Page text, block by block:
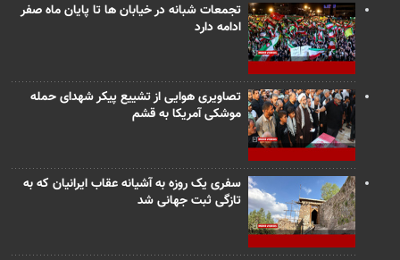
تجمعات شبانه در خیابان ها تا پایان ماه صفر
ادامه دارد
تصاویری هوایی از تشییع پیکر شهدای حمله
موشکی آمریکا به قشم
سفری یک روزه به آشیانه عقاب ایرانیان که به
تازگی ثبت جهانی شد